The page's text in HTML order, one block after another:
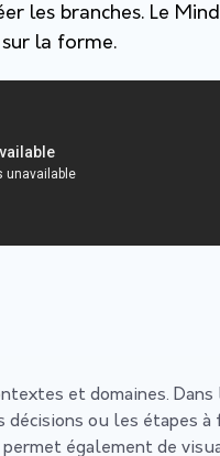
les branches. Le
la forme.
et domaines. Dans
ou les étapes à
également de